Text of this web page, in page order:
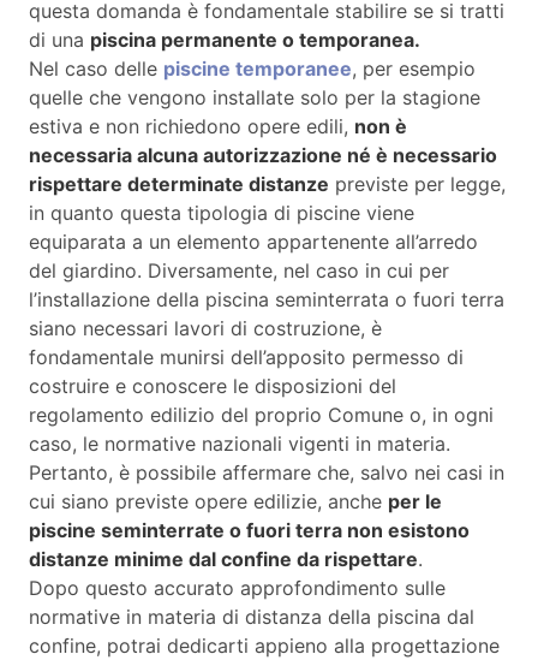
questa domanda è fondamentale stabilire se si tratti
di una piscina permanente o temporanea.
Nel caso delle piscine temporanee, per esempio
quelle che vengono installate solo per la stagione
estiva e non richiedono opere edili, non è
necessaria alcuna autorizzazione né è necessario
rispettare determinate distanze previste per legge,
in quanto questa tipologia di piscine viene
equiparata a un elemento appartenente all’arredo
del giardino. Diversamente, nel caso in cui per
l’installazione della piscina seminterrata o fuori terra
siano necessari lavori di costruzione, è
fondamentale munirsi dell’apposito permesso di
costruire e conoscere le disposizioni del
regolamento edilizio del proprio Comune o, in ogni
caso, le normative nazionali vigenti in materia.
Pertanto, è possibile affermare che, salvo nei casi in
cui siano previste opere edilizie, anche per le
piscine seminterrate o fuori terra non esistono
distanze minime dal confine da rispettare.
Dopo questo accurato approfondimento sulle
normative in materia di distanza della piscina dal
confine, potrai dedicarti appieno alla progettazione